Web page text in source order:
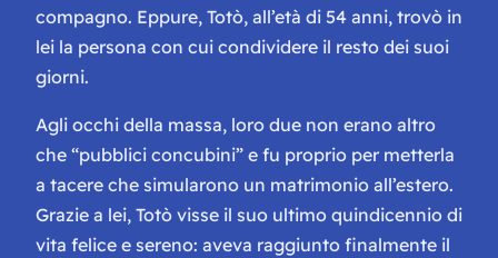
compagno. Eppure, Totò, all’età di 54 anni, trovò in
lei la persona con cui condividere il resto dei suoi
giorni.
Agli occhi della massa, loro due non erano altro
che “pubblici concubini” e fu proprio per metterla
a tacere che simularono un matrimonio all’estero.
Grazie a lei, Totò visse il suo ultimo quindicennio di
vita felice e sereno: aveva raggiunto finalmente il